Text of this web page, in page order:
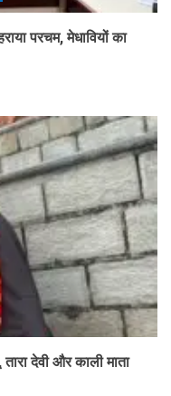
परचम, मेधावियों का
देवी और काली माता